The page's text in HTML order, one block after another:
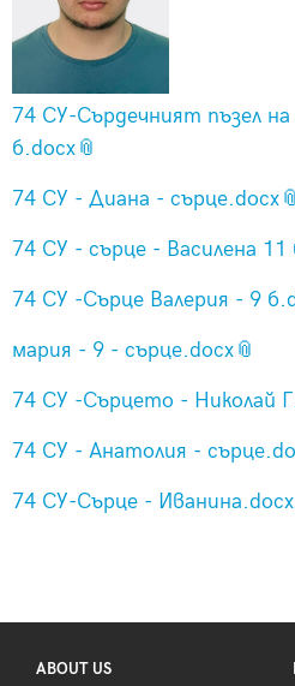
74 СУ-Сърдечният пъзел
б.docx
74 СУ - Диана - сърце.docx
74 СУ - сърце - Василена 11
74 СУ -Сърце Валерия - 9
мария - 9 - сърце.docx
74 СУ -Сърцето - Николай
74 СУ - Анатолия -
74 СУ-Сърце - Иванина.docx
ABOUT US